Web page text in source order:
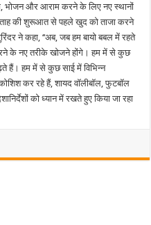
भोजन और आराम करने के लिए नए स्थानों
की शुरूआत से पहले खुद को ताजा करने
ने कहा, ‘‘अब, जब हम बायो बबल में रहते
के नए तरीके खोजने होंगे। हम में से कुछ
हैं। हम में से कुछ साई में विभिन्न
कर रहे हैं, शायद वॉलीबॉल, फुटबॉल
को ध्यान में रखते हुए किया जा रहा